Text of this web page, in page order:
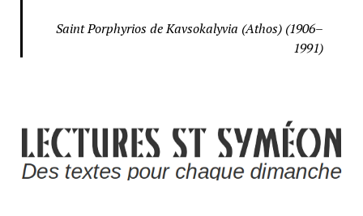
Saint Porphyrios de Kavsokalyvia (Athos) (1906–
1991)